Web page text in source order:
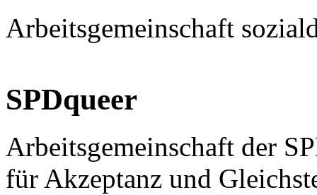
Arbeitsgemeinschaft
SPDqueer
Arbeitsgemeinschaft der
für Akzeptanz und